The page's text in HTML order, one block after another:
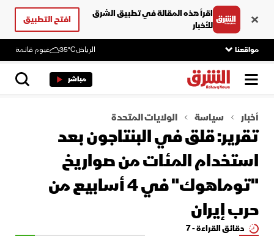
اقرأ هذه المقالة في تطبيق الشرق
للأخبار
افتح التطبيق
مواقعنا الرياض35°C غيوم قاتمة
مباشر
أخبار سياسة الولايات المتحدة
تقرير: قلق في البنتاجون بعد
استخدام المئات من صواريخ
"توماهوك" في 4 أسابيع من
حرب إيران
دقائق القراءة - 7